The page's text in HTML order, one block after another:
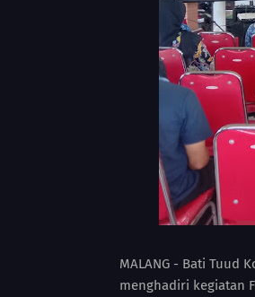
MALANG - Bati Tuud
menghadiri kegiatan